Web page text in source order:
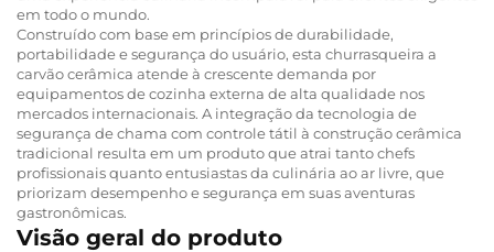
em todo o mundo.
Construído com base em princípios de durabilidade,
portabilidade e segurança do usuário, esta churrasqueira a
carvão cerâmica atende à crescente demanda por
equipamentos de cozinha externa de alta qualidade nos
mercados internacionais. A integração da tecnologia de
segurança de chama com controle tátil à construção cerâmica
tradicional resulta em um produto que atrai tanto chefs
profissionais quanto entusiastas da culinária ao ar livre, que
priorizam desempenho e segurança em suas aventuras
gastronômicas.
Visão geral do produto